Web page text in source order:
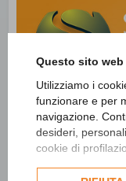
Questo sito
Utilizziamo i
funzionare e per
navigazione.
desideri,
cookie di